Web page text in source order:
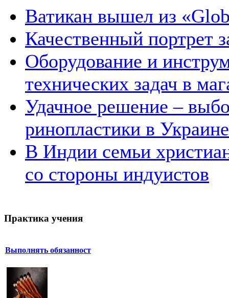
Ватикан вышел из
Качественный портрет
Оборудование и
технических задач в
Удачное решение –
ринопластики в Украине
В Индии семьи
со стороны индуистов
Практика учения
Выполнять обязанност